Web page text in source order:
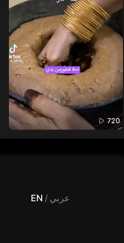
720
EN / عربي